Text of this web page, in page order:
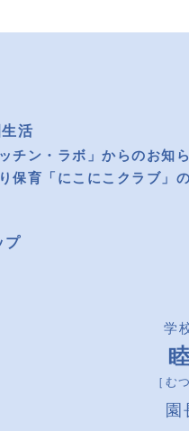
活
ッチン・ラボ」からのお知
保育「にこにこクラブ」
プ
学
［む
園